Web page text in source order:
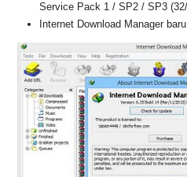
Service Pack 1 / SP2 / SP3
Internet Download Manager